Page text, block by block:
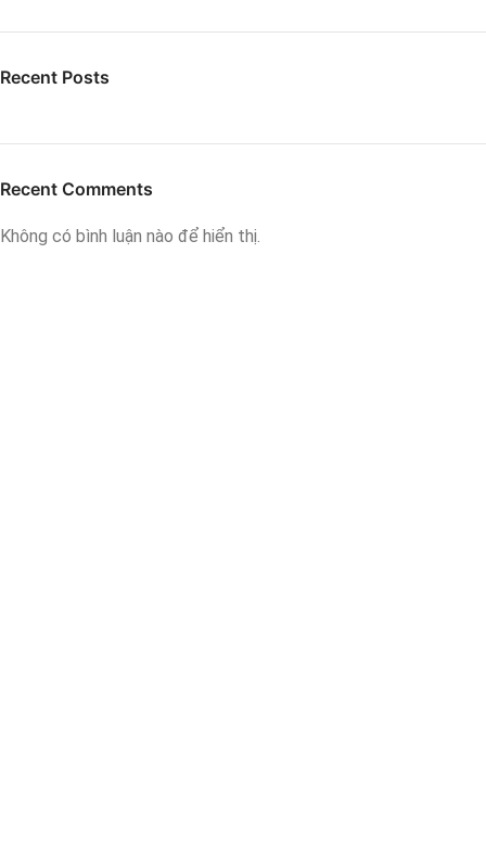
Recent Posts
Recent Comments
Không có bình luận nào để hiển thị.